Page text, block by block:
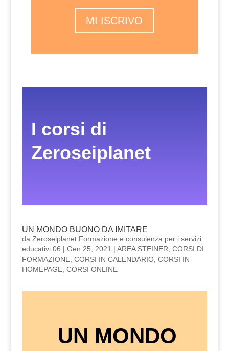
MI ISCRIVO
I corsi di
Zeroseiplanet
UN MONDO BUONO DA IMITARE
da Zeroseiplanet Formazione e consulenza per i servizi
educativi 06 | Gen 25, 2021 | AREA STEINER CORSI DI
FORMAZIONE, CORSI IN CALENDARIO, CORSI IN
HOMEPAGE, CORSI ONLINE
UN MONDO